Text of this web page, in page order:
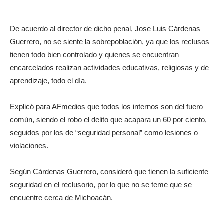
De acuerdo al director de dicho penal, Jose Luis Cárdenas
Guerrero, no se siente la sobrepoblación, ya que los reclusos
tienen todo bien controlado y quienes se encuentran
encarcelados realizan actividades educativas, religiosas y de
aprendizaje, todo el día.
Explicó para AFmedios que todos los internos son del fuero
común, siendo el robo el delito que acapara un 60 por ciento,
seguidos por los de “seguridad personal” como lesiones o
violaciones.
Según Cárdenas Guerrero, consideró que tienen la suficiente
seguridad en el reclusorio, por lo que no se teme que se
encuentre cerca de Michoacán.